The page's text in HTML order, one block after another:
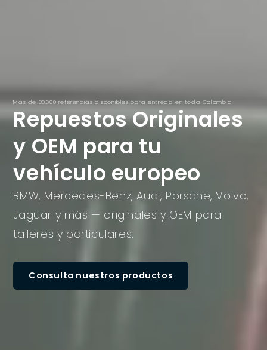
Más de 30.000 referencias disponibles para entrega en toda Colombia
Repuestos Originales
y OEM para tu
vehículo europeo
BMW, Mercedes-Benz, Audi, Porsche, Volvo,
Jaguar y más — originales y OEM para
talleres y particulares.
Consulta nuestros productos